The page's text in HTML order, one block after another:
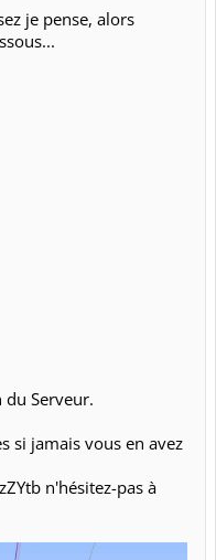
je pense, alors
du Serveur.
si jamais vous en avez
n'hésitez-pas à